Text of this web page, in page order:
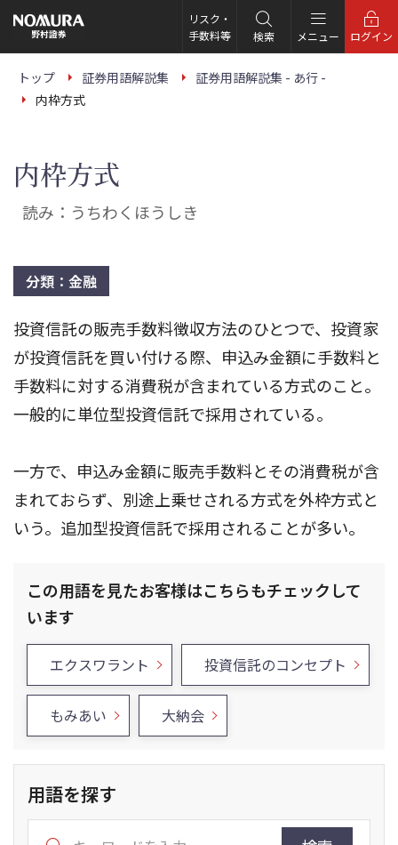
の
ー
リスク・
手数料等
検索 メニュー ログイン
トップ 証券用語解説集
証券用語解説集 - あ行 -
内枠方式
内枠方式
読み：うちわくほうしき
分類：金融
投資信託の販売手数料徴収方法のひとつで、投資家
が投資信託を買い付ける際、申込み金額に手数料と
手数料に対する消費税が含まれている方式のこと。
一般的に単位型投資信託で採用されている。
一方で、申込み金額に販売手数料とその消費税が含
まれておらず、別途上乗せされる方式を外枠方式と
いう。追加型投資信託で採用されることが多い。
この用語を見たお客様はこちらもチェックして
います
エクスワラント 投資信託のコンセプト
もみあい 大納会
用語を探す